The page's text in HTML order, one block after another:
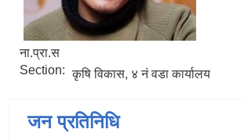
ना.प्रा.स
Section: कृषि विकास, ४ नं वडा कार्यालय
जन प्रतिनिधि